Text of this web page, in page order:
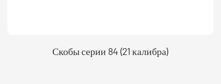
Скобы серии 84 (21 калибра)